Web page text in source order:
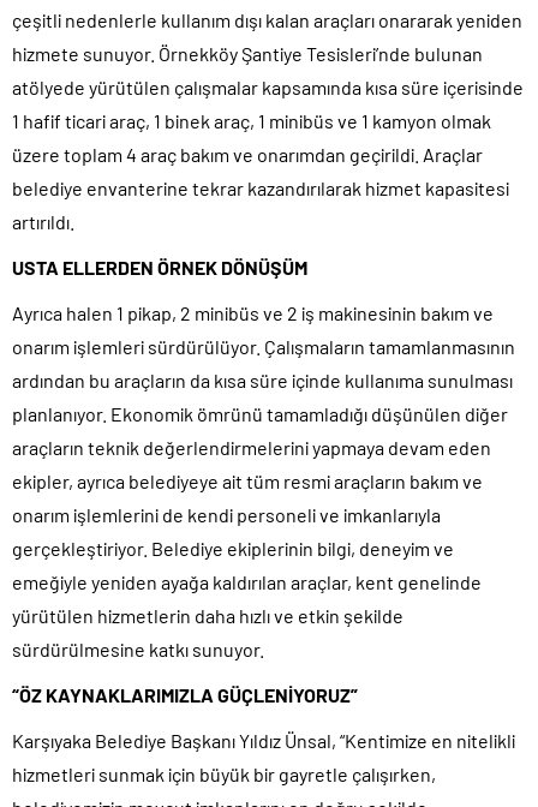
çeşitli nedenlerle kullanım dışı kalan araçları onararak yeniden
hizmete sunuyor. Örnekköy Şantiye Tesisleri’nde bulunan
atölyede yürütülen çalışmalar kapsamında kısa süre içerisinde
1 hafif ticari araç, 1 binek araç, 1 minibüs ve 1 kamyon olmak
üzere toplam 4 araç bakım ve onarımdan geçirildi. Araçlar
belediye envanterine tekrar kazandırılarak hizmet kapasitesi
artırıldı.
USTA ELLERDEN ÖRNEK DÖNÜŞÜM
Ayrıca halen 1 pikap, 2 minibüs ve 2 iş makinesinin bakım ve
onarım işlemleri sürdürülüyor. Çalışmaların tamamlanmasının
ardından bu araçların da kısa süre içinde kullanıma sunulması
planlanıyor. Ekonomik ömrünü tamamladığı düşünülen diğer
araçların teknik değerlendirmelerini yapmaya devam eden
ekipler, ayrıca belediyeye ait tüm resmi araçların bakım ve
onarım işlemlerini de kendi personeli ve imkanlarıyla
gerçekleştiriyor. Belediye ekiplerinin bilgi, deneyim ve
emeğiyle yeniden ayağa kaldırılan araçlar, kent genelinde
yürütülen hizmetlerin daha hızlı ve etkin şekilde
sürdürülmesine katkı sunuyor.
“ÖZ KAYNAKLARIMIZLA GÜÇLENİYORUZ”
Karşıyaka Belediye Başkanı Yıldız Ünsal, “Kentimize en nitelikli
hizmetleri sunmak için büyük bir gayretle çalışırken,